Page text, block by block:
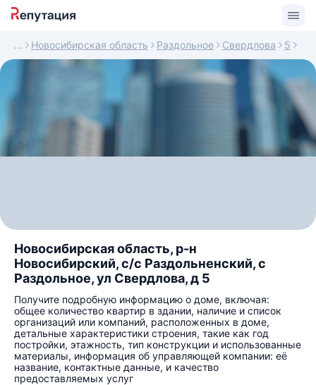
Новосибирская область Раздольное Свердлова 5
Новосибирская область, р-н
Новосибирский, с/с Раздольненский, с
Раздольное, ул Свердлова, д 5
Получите подробную информацию о доме, включая:
общее количество квартир в здании, наличие и список
организаций или компаний, расположенных в доме,
детальные характеристики строения, такие как год
постройки, этажность, тип конструкции и использованные
материалы, информация об управляющей компании: её
название, контактные данные, и качество
предоставляемых услуг